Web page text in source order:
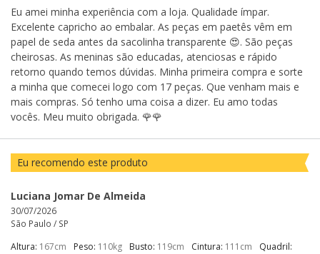
Eu amei minha experiência com a loja. Qualidade ímpar.
Excelente capricho ao embalar. As peças em paetês vêm em
papel de seda antes da sacolinha transparente 😍. São peças
cheirosas. As meninas são educadas, atenciosas e rápido
retorno quando temos dúvidas. Minha primeira compra e sorte
a minha que comecei logo com 17 peças. Que venham mais e
mais compras. Só tenho uma coisa a dizer. Eu amo todas
vocês. Meu muito obrigada. 🌹🌹
Eu recomendo este produto
Luciana Jomar De Almeida
30/07/2026
São Paulo / SP
Altura: 167cm Peso: 110kg Busto: 119cm Cintura: 111cm
Quadril: